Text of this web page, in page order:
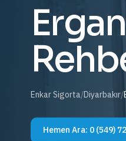
Enkar Sigorta/Diyarbakır/
Hemen Ara: 0 (549)